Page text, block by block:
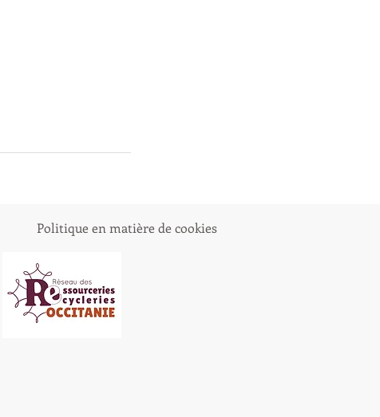
Politique en matière de cookies